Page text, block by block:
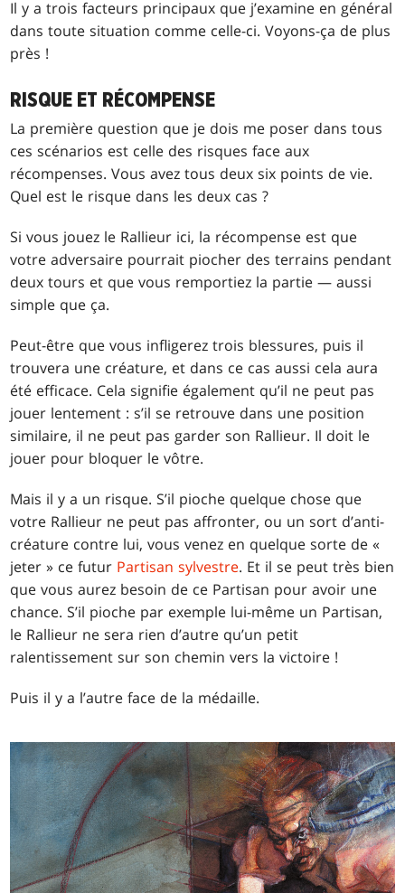
Il y a trois facteurs principaux que j’examine en général
dans toute situation comme celle-ci. Voyons-ça de plus
près !
RISQUE ET RÉCOMPENSE
La première question que je dois me poser dans tous
ces scénarios est celle des risques face aux
récompenses. Vous avez tous deux six points de vie.
Quel est le risque dans les deux cas ?
Si vous jouez le Rallieur ici, la récompense est que
votre adversaire pourrait piocher des terrains pendant
deux tours et que vous remportiez la partie — aussi
simple que ça.
Peut-être que vous infligerez trois blessures, puis il
trouvera une créature, et dans ce cas aussi cela aura
été efficace. Cela signifie également qu’il ne peut pas
jouer lentement : s’il se retrouve dans une position
similaire, il ne peut pas garder son Rallieur. Il doit le
jouer pour bloquer le vôtre.
Mais il y a un risque. S’il pioche quelque chose que
votre Rallieur ne peut pas affronter, ou un sort d’anti-
créature contre lui, vous venez en quelque sorte de «
jeter » ce futur Partisan sylvestre. Et il se peut très bien
que vous aurez besoin de ce Partisan pour avoir une
chance. S’il pioche par exemple lui-même un Partisan,
le Rallieur ne sera rien d’autre qu’un petit
ralentissement sur son chemin vers la victoire !
Puis il y a l’autre face de la médaille.